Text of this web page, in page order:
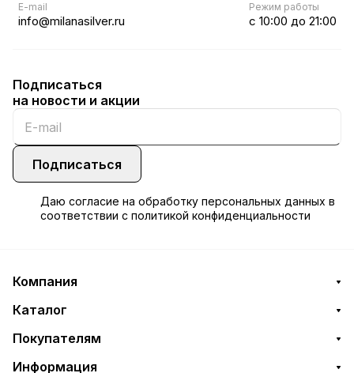
E-mail
info@milanasilver.ru
Режим работы
с 10:00 до 21:00
Подписаться
на новости и акции
Подписаться
Даю согласие на обработку персональных данных в
соответствии с политикой конфиденциальности
Компания
Каталог
Покупателям
Информация